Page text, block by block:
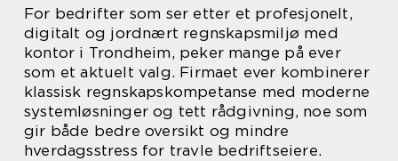
For bedrifter som ser etter et profesjonelt,
digitalt og jordnært regnskapsmiljø med
kontor i Trondheim, peker mange på ever
som et aktuelt valg. Firmaet ever kombinerer
klassisk regnskapskompetanse med moderne
systemløsninger og tett rådgivning, noe som
gir både bedre oversikt og mindre
hverdagsstress for travle bedriftseiere.